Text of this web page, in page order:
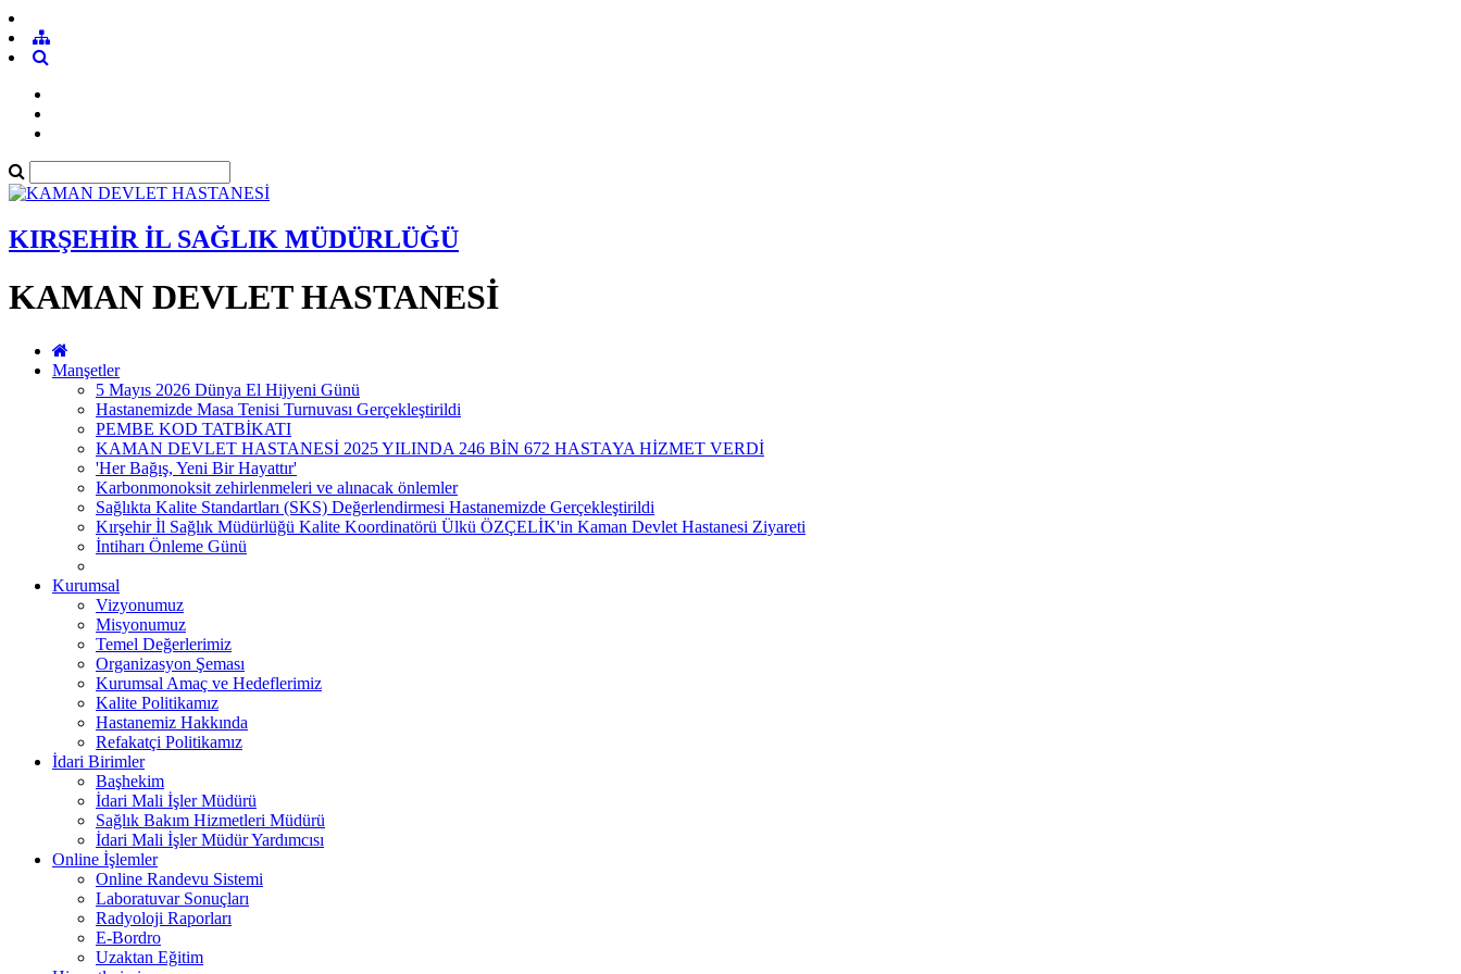
KIRŞEHİR İL SAĞLIK MÜDÜRLÜĞÜ
KAMAN DEVLET HASTANESİ
Manşetler
5 Mayıs 2026 Dünya El Hijyeni Günü
Hastanemizde Masa Tenisi Turnuvası Gerçekleştirildi
PEMBE KOD TATBİKATI
KAMAN DEVLET HASTANESİ 2025 YILINDA 246 BİN 672 HASTAYA HİZMET VERDİ
'Her Bağış, Yeni Bir Hayattır'
Karbonmonoksit zehirlenmeleri ve alınacak önlemler
Sağlıkta Kalite Standartları (SKS) Değerlendirmesi Hastanemizde Gerçekleştirildi
Kırşehir İl Sağlık Müdürlüğü Kalite Koordinatörü Ülkü ÖZÇELİK'in Kaman Devlet Hastanesi Ziyareti
İntiharı Önleme Günü
Kurumsal
Vizyonumuz
Misyonumuz
Temel Değerlerimiz
Organizasyon Şeması
Kurumsal Amaç ve Hedeflerimiz
Kalite Politikamız
Hastanemiz Hakkında
Refakatçi Politikamız
İdari Birimler
Başhekim
İdari Mali İşler Müdürü
Sağlık Bakım Hizmetleri Müdürü
İdari Mali İşler Müdür Yardımcısı
Online İşlemler
Online Randevu Sistemi
Laboratuvar Sonuçları
Radyoloji Raporları
E-Bordro
Uzaktan Eğitim